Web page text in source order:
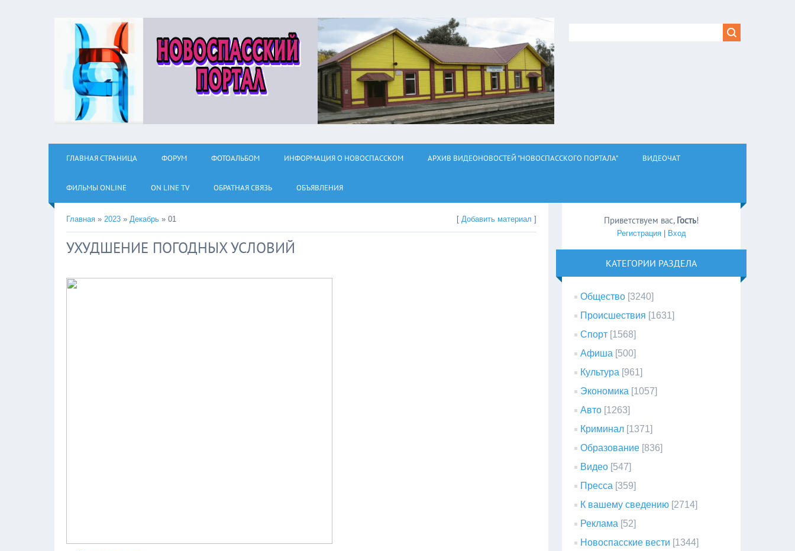
ГЛАВНАЯ СТРАНИЦА ФОРУМ ФОТОАЛЬБОМ ИНФОРМАЦИЯ О НОВОСПАССКОМ АРХИВ ВИДЕОНОВОСТЕЙ "НОВОСПАССКОГО ПОРТАЛА" ВИДЕОЧАТ
ФИЛЬМЫ ОNLINE ON LINE TV ОБРАТНАЯ СВЯЗЬ ОБЪЯВЛЕНИЯ
Главная » 2023 » Декабрь » 01 [Добавить материал ]
УХУДШЕНИЕ ПОГОДНЫХ УСЛОВИЙ
Приветствуем вас, Гость!
Регистрация| Вход
КАТЕГОРИИ РАЗДЕЛА
Общество [3240]
Происшествия [1631]
Спорт [1568]
Афиша [500]
Культура [961]
Экономика [1057]
Авто [1263]
Криминал [1371]
Образование [836]
Видео [547]
Пресса [359]
К вашему сведению [2714]
Реклама [52]
Новоспасские вести [1344]